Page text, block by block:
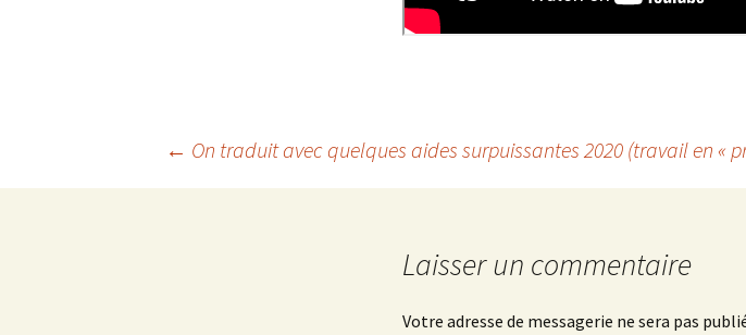
Navigation
← On traduit avec quelques aides surpuissantes 2020 (travail en «
Laisser un commentaire
Votre adresse de messagerie ne sera pas